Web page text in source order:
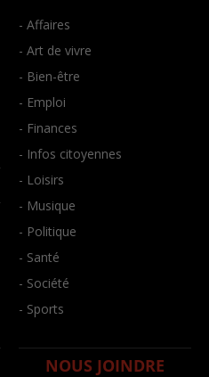
- Affaires
- Art de vivre
- Bien-être
- Emploi
- Finances
- Infos citoyennes
- Loisirs
- Musique
- Politique
- Santé
- Société
- Sports
NOUS JOINDRE